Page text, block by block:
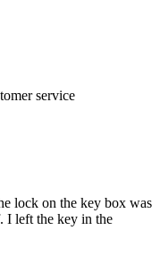
service
lock on the key box was
I left the key in the